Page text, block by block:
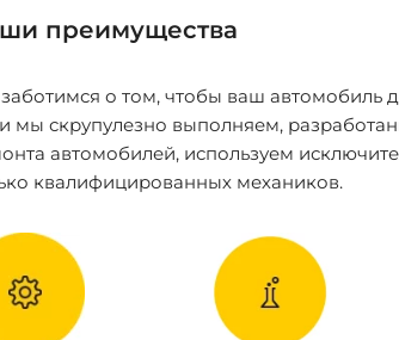
преимущества
о том, чтобы ваш автомобиль
мы скрупулезно выполняем,
автомобилей, используем
квалифицированных механиков.